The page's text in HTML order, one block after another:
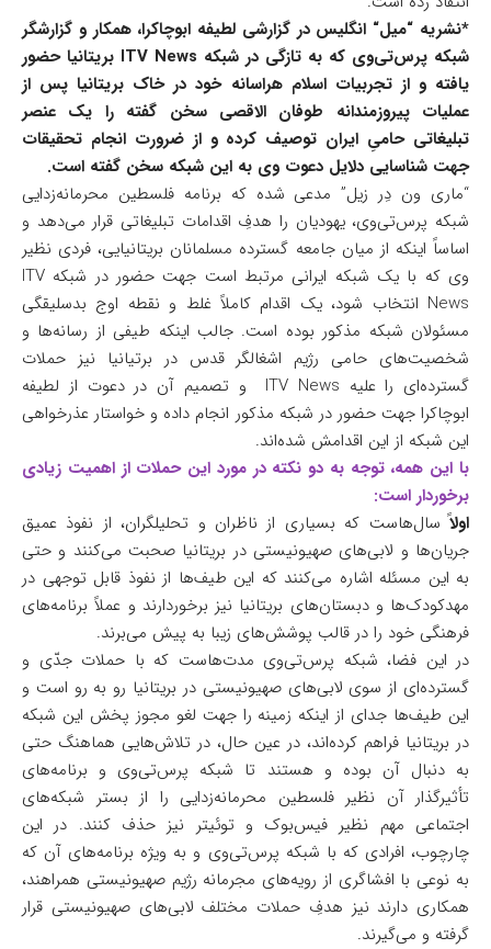
*نشریه “میل“ انگلیس در گزارشی لطیفه ابوچاکرا، همکار و گزارشگر
شبکه پرس‌تی‌وی که به تازگی در شبکه ITV News بریتانیا حضور
یافته و از تجربیات اسلام هراسانه خود در خاک بریتانیا پس از
عملیات پیروزمندانه طوفان الاقصی سخن گفته را یک عنصر
تبلیغاتی حامیِ ایران توصیف کرده و از ضرورت انجام تحقیقات
جهت شناسایی دلایل دعوت وی به این شبکه سخن گفته است.
“ماری ون دِر زیل” مدعی شده که برنامه فلسطین محرمانه‌زدایی
شبکه پرس‌تی‌وی، یهودیان را هدفِ اقدامات تبلیغاتی قرار می‌دهد و
اساساً اینکه از میان جامعه گسترده مسلمانان بریتانیایی، فردی نظیر
وی که با یک شبکه ایرانی مرتبط است جهت حضور در شبکه ITV
News انتخاب شود، یک اقدام کاملاً غلط و نقطه اوج بدسلیقگی
مسئولان شبکه مذکور بوده است. جالب اینکه طیفی از رسانه‌ها و
شخصیت‌های حامی رژیم اشغالگر قدس در برتیانیا نیز حملات
گسترده‌ای را علیه ITV News و تصمیم آن در دعوت از لطیفه
ابوچاکرا جهت حضور در شبکه مذکور انجام داده و خواستار عذرخواهی
این شبکه از این اقدامش شده‌اند.
با این همه، توجه به دو نکته در مورد این حملات از اهمیت زیادی
برخوردار است:
اولاً سال‌هاست که بسیاری از ناظران و تحلیلگران، از نفوذ عمیق
جریان‌ها و لابی‌های صهیونیستی در بریتانیا صحبت می‌کنند و حتی
به این مسئله اشاره می‌کنند که این طیف‌ها از نفوذ قابل توجهی در
مهدکودک‌ها و دبستان‌های بریتانیا نیز برخوردارند و عملاً برنامه‌های
فرهنگی خود را در قالب پوشش‌های زیبا به پیش می‌برند.
در این فضا، شبکه پرس‌تی‌وی مدت‌هاست که با حملات جدّی و
گسترده‌ای از سوی لابی‌های صهیونیستی در بریتانیا رو به رو است و
این طیف‌ها جدای از اینکه زمینه را جهت لغو مجوز پخش این شبکه
در بریتانیا فراهم کرده‌اند، در عین حال، در تلاش‌هایی هماهنگ حتی
به دنبال آن بوده و هستند تا شبکه پرس‌تی‌وی و برنامه‌های
تأثیرگذار آن نظیر فلسطین محرمانه‌زدایی را از بستر شبکه‌های
اجتماعی مهم نظیر فیس‌بوک و توئیتر نیز حذف کنند. در این
چارچوب، افرادی که با شبکه پرس‌تی‌وی و به ویژه برنامه‌های آن که
به نوعی با افشاگری از رویه‌های مجرمانه رژیم صهیونیستی همراهند،
همکاری دارند نیز هدفِ حملات مختلف لابی‌های صهیونیستی قرار
گرفته و می‌گیرند.